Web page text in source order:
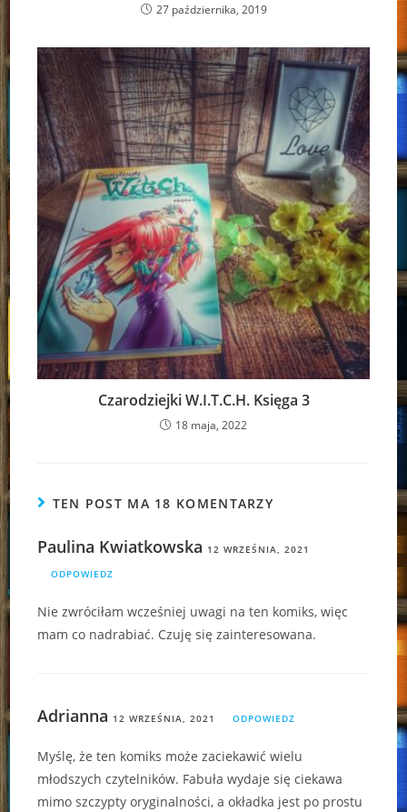
27 października, 2019
Czarodziejki W.I.T.C.H. Księga 3
18 maja, 2022
TEN POST MA 18 KOMENTARZY
Paulina Kwiatkowska 12 WRZEŚNIA, 2021
ODPOWIEDZ
Nie zwróciłam wcześniej uwagi na ten komiks, więc
mam co nadrabiać. Czuję się zainteresowana.
Adrianna 12 WRZEŚNIA, 2021 ODPOWIEDZ
Myślę, że ten komiks może zaciekawić wielu
młodszych czytelników. Fabuła wydaje się ciekawa
mimo szczypty oryginalności, a okładka jest po prostu